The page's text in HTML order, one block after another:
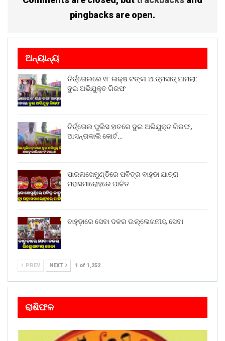
pingbacks are open.
ଅନ୍ୟାନ୍ୟ
ତିର୍ତ୍ତୋଲରେ ୧୮ ଲକ୍ଷ ଟଙ୍କା ଆତ୍ମସାତ୍ ମାମଲା:
ଦୁଇ ଅଭିଯୁକ୍ତ ଗିରଫ
ତିର୍ତ୍ତୋଲ ପୁଲିସ ହାତରେ ଦୁଇ ଅଭିଯୁକ୍ତ ଗିରଫ,
ଆସନ୍ତାକାଲି କୋର୍ଟ…
ପାରଳାଖେମୁଣ୍ଡିରେ ପବିତ୍ର ବାହୁଡା ଯାତ୍ରା
ମହାସମାରୋହରେ ପାଳିତ
ବାହୁଡ଼ାରେ ସେବା ଦଳର ଉଲ୍ଲେଖନୀୟ ସେବା
PREV NEXT 1 of 1,252
ରାଶିଫଳ